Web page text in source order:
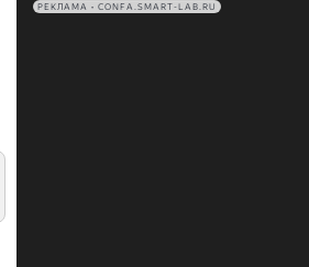
РЕКЛАМА • CONFA.SMART-LAB.RU